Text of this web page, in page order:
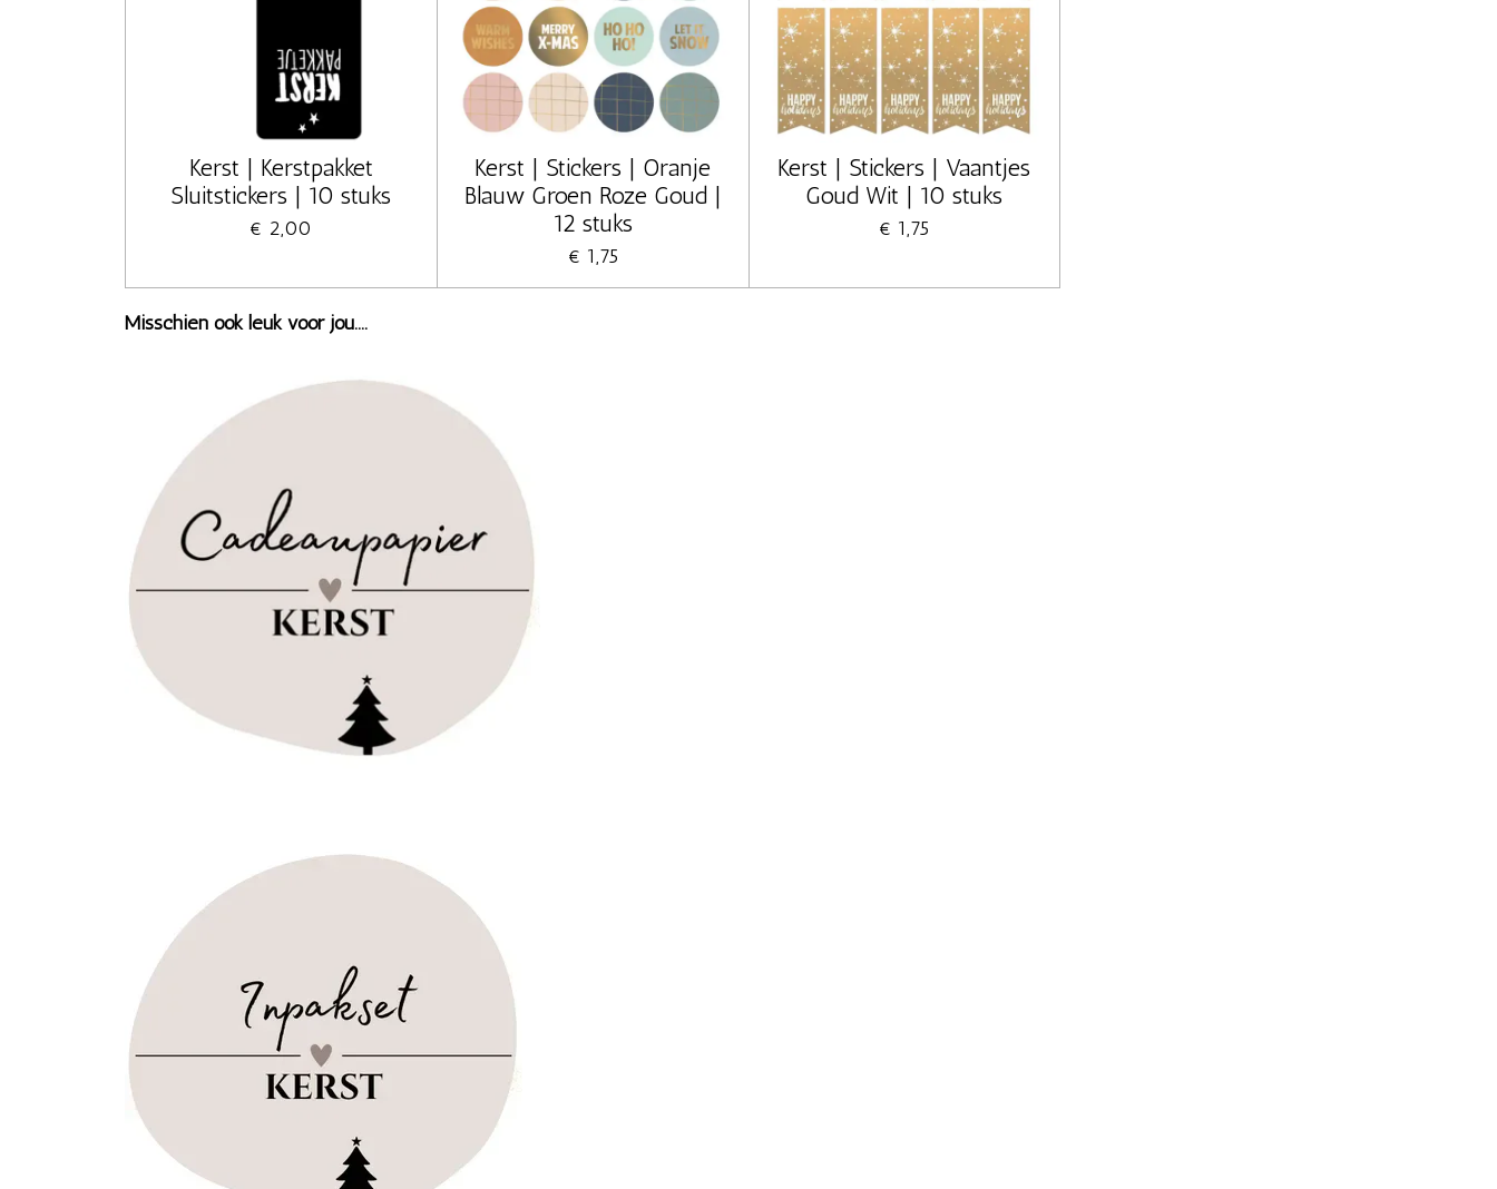
Kerst | Kerstpakket
Sluitstickers | 10 stuks
€ 2,00
Kerst | Stickers | Oranje
Blauw Groen Roze Goud |
12 stuks
€ 1,75
Kerst | Stickers | Vaantjes
Goud Wit | 10 stuks
€ 1,75
Misschien ook leuk voor jou....